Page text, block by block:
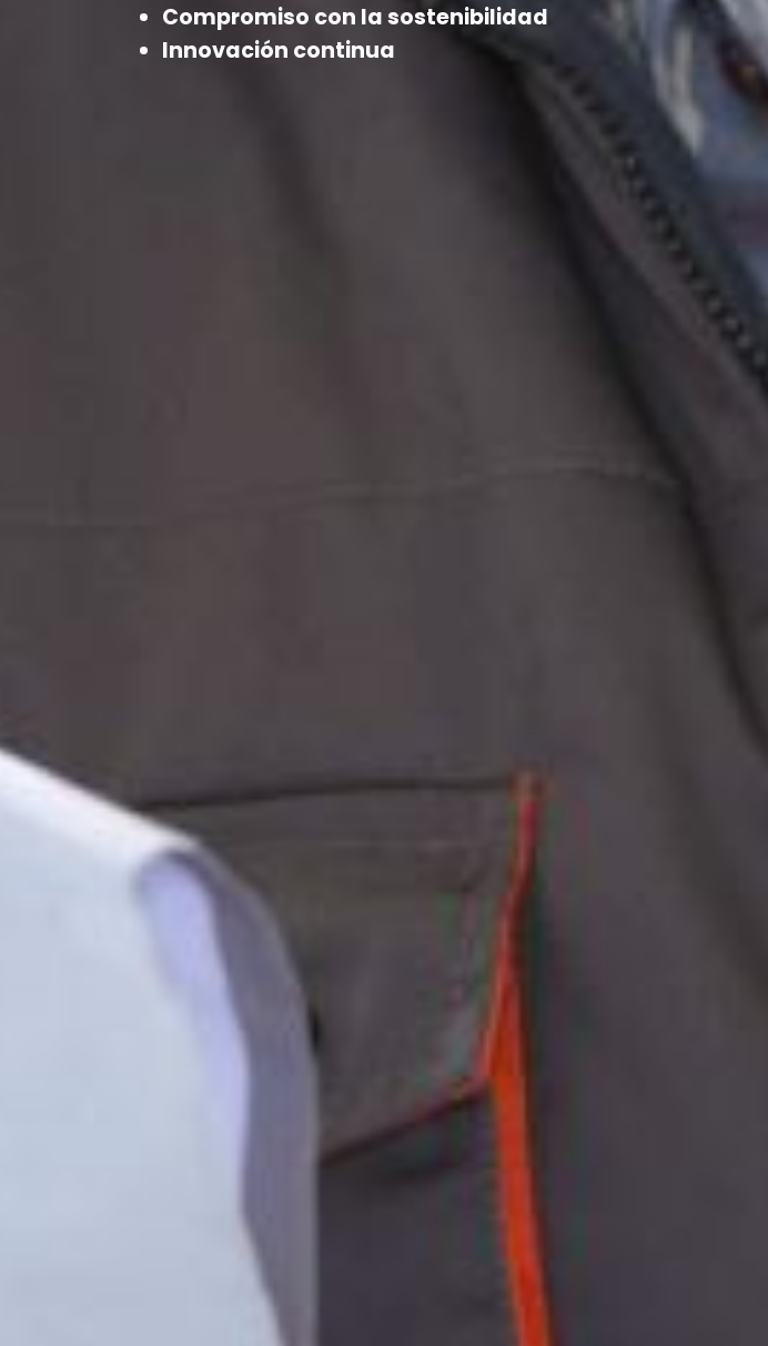
Compromiso con la sostenibilidad
Innovación continua